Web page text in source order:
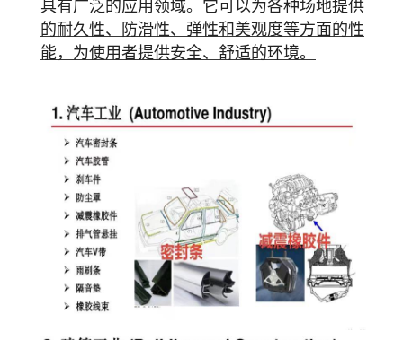
具有广泛的应用领域。它可以为各种场地提供
的耐久性、防滑性、弹性和美观度等方面的性
能，为使用者提供安全、舒适的环境。